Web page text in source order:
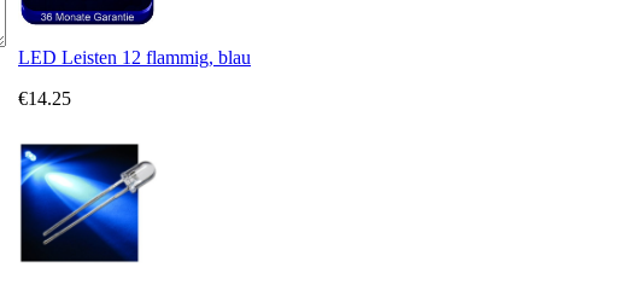
LED Leisten 12 flammig, blau
€14.25